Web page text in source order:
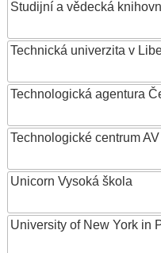
Studijní a vědecká
Technická univerzita v
Technologická agentura
Technologické centrum
Unicorn Vysoká škola
University of New York in